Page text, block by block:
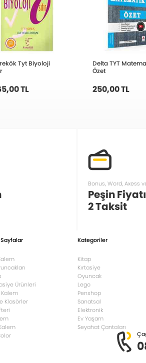
Tyt Biyoloji
TL
Delta TYT
Özet
250,00 TL
Bonus, Word, Axess
Peşin
2 Taksit
Ürünleri
Klasörler
Kategoriler
Kitap
Kırtasiye
Oyuncak
Lego
Penshop
Sanatsal
Elektronik
Ev Yaşam
Seyahat Çantaları